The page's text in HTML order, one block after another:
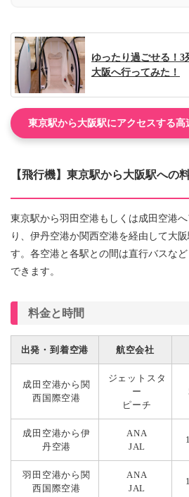
ゆったり過ごせる！
大阪へ行ってみた！
東京駅から大阪駅にアクセスする高
【飛行機】東京駅から大阪駅への
東京駅から羽田空港もしくは成田空港
り、伊丹空港か関西空港を経由して大
す。各空港と各駅との間は直行バスな
できます。
料金と時間
出発・到着空港 航空会社
成田空港から関
西国際空港
ジェットスタ
ー
ピーチ
成田空港から伊
丹空港
ANA
JAL
羽田空港から関
西国際空港
ANA
JAL